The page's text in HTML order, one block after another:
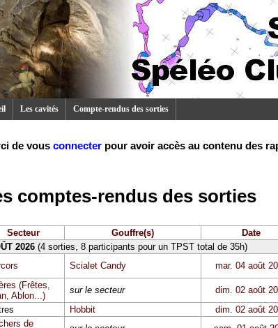
Les cavités Compte-rendus des sorties
de vous connecter pour avoir accès au contenu des
comptes-rendus des sorties
Secteur Gouffre(s) Date
2026(4 sorties, 8 participants pour un TPST total de 35h)
Scialet Candy mar. 04 août
(Frêtes,
Ablon...)
sur le secteur dim. 02 août
Hobbit dim. 02 août
de